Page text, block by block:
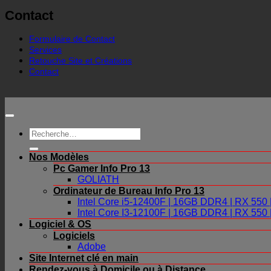
Contact
Formulaire de Contact
Services
Retouche Site et Créations
Contact
Recherche
pour :
Nos Modèles
Pc Gamer Info Pro 13
GOLIATH
Ordinateur de Bureau Info Pro 13
Intel Core i5-12400F | 16GB DDR4 | RX 550
Intel Core I3-12100F | 16GB DDR4 | RX 550
Logiciel & OS
Logiciels
Adobe
Site Internet clé en main